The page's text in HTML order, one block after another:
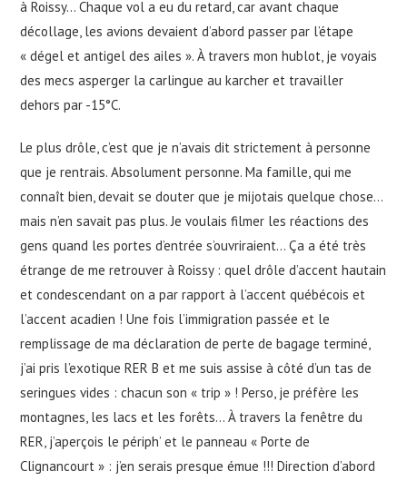
à Roissy… Chaque vol a eu du retard, car avant chaque
décollage, les avions devaient d’abord passer par l’étape
« dégel et antigel des ailes ». À travers mon hublot, je voyais
des mecs asperger la carlingue au karcher et travailler
dehors par -15°C.
Le plus drôle, c’est que je n’avais dit strictement à personne
que je rentrais. Absolument personne. Ma famille, qui me
connaît bien, devait se douter que je mijotais quelque chose…
mais n’en savait pas plus. Je voulais filmer les réactions des
gens quand les portes d’entrée s’ouvriraient… Ça a été très
étrange de me retrouver à Roissy : quel drôle d’accent hautain
et condescendant on a par rapport à l’accent québécois et
l’accent acadien ! Une fois l’immigration passée et le
remplissage de ma déclaration de perte de bagage terminé,
j’ai pris l’exotique RER B et me suis assise à côté d’un tas de
seringues vides : chacun son « trip » ! Perso, je préfère les
montagnes, les lacs et les forêts… À travers la fenêtre du
RER, j’aperçois le périph’ et le panneau « Porte de
Clignancourt » : j’en serais presque émue !!! Direction d’abord